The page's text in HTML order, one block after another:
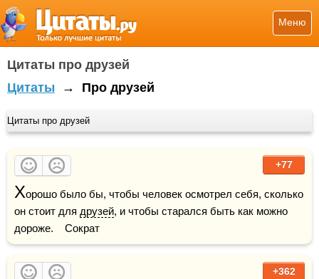
Меню
Цитаты про друзей
Цитаты → Про друзей
Цитаты про друзей
+77
Хорошо было бы, чтобы человек осмотрел себя, сколько
он стоит для друзей, и чтобы старался быть как можно
дороже.    Сократ
+362